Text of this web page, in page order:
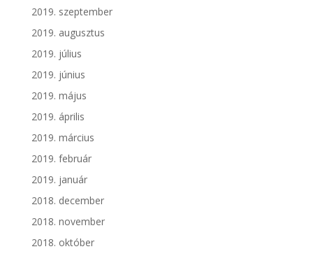
2019. szeptember
2019. augusztus
2019. július
2019. június
2019. május
2019. április
2019. március
2019. február
2019. január
2018. december
2018. november
2018. október